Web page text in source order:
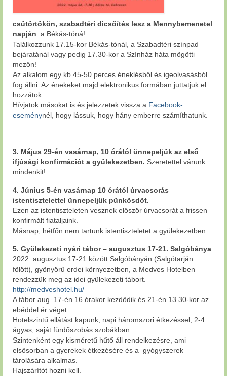
csütörtökön, szabadtéri dicsőítés lesz a Mennybemenetel
napján a Békás-tóná!
Találkozzunk 17.15-kor Békás-tónál, a Szabadtéri színpad
bejáratánál vagy pedig 17.30-kor a Színház háta mögötti
mezőn!
Az alkalom egy kb 45-50 perces éneklésből és igeolvasásból
fog állni. Az énekeket majd elektronikus formában juttatjuk el
hozzátok.
Hívjatok másokat is és jelezzetek vissza a Facebook-
eseménynél, hogy lássuk, hogy hány emberre számíthatunk.
3. Május 29-én vasárnap, 10 órától ünnepeljük az első
ifjúsági konfirmációt a gyülekezetben. Szeretettel várunk
mindenkit!
4. Június 5-én vasárnap 10 órától úrvacsorás
istentisztelettel ünnepeljük pünkösdöt.
Ezen az istentiszteleten vesznek először úrvacsorát a frissen
konfirmált fiataljaink.
Másnap, hétfőn nem tartunk istentiszteletet a gyülekezetben.
5. Gyülekezeti nyári tábor – augusztus 17-21. Salgóbánya
2022. augusztus 17-21 között Salgóbányán (Salgótarján
fölött), gyönyörű erdei környezetben, a Medves Hotelben
rendezzük meg az idei gyülekezeti tábort.
http://medveshotel.hu/
A tábor aug. 17-én 16 órakor kezdődik és 21-én 13.30-kor az
ebéddel ér véget
Hotelszintű ellátást kapunk, napi háromszori étkezéssel, 2-4
ágyas, saját fürdőszobás szobákban.
Szintenként egy kisméretű hűtő áll rendelkezésre, ami
elsősorban a gyerekek étkezésére és a gyógyszerek
tárolására alkalmas.
Hajszárítót hozni kell.